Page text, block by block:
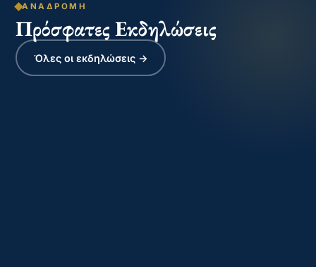
ΑΝΑΔΡΟΜΉ
Πρόσφατες Εκδηλώσεις
Όλες οι εκδηλώσεις →